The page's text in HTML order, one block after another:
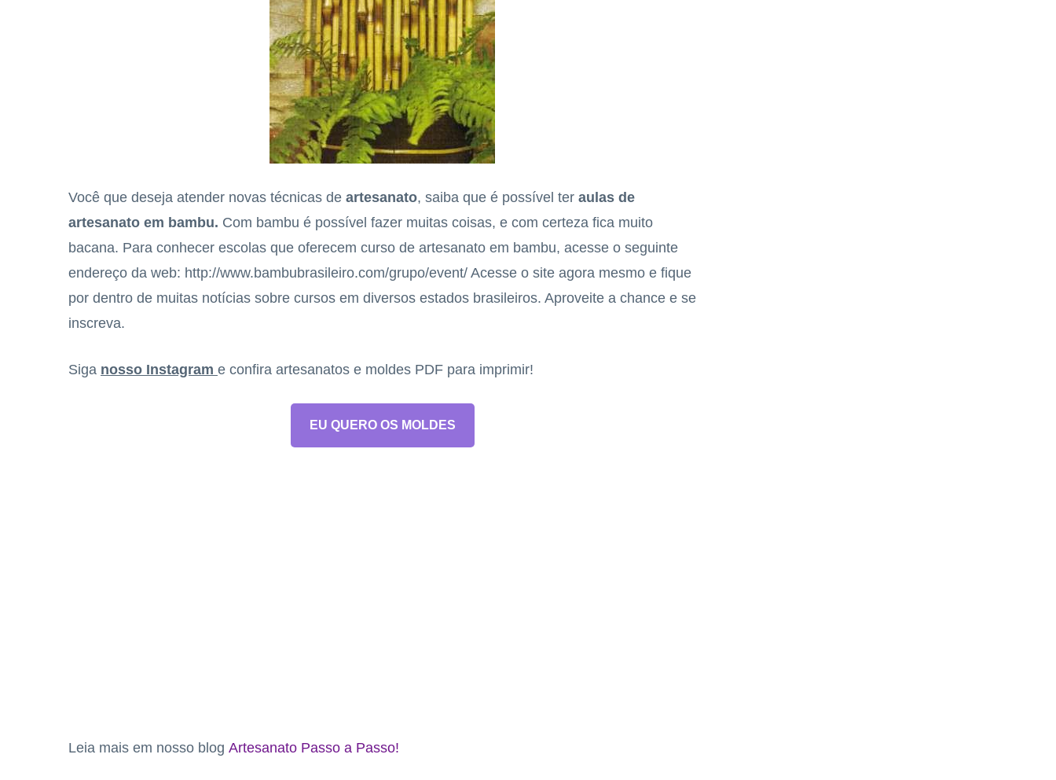
Você que deseja atender novas técnicas de artesanato, saiba que é possível ter aulas de
artesanato em bambu. Com bambu é possível fazer muitas coisas, e com certeza fica muito
bacana. Para conhecer escolas que oferecem curso de artesanato em bambu, acesse o seguinte
endereço da web: http://www.bambubrasileiro.com/grupo/event/ Acesse o site agora mesmo e fique
por dentro de muitas notícias sobre cursos em diversos estados brasileiros. Aproveite a chance e se
inscreva.
Siga nosso Instagram e confira artesanatos e moldes PDF para imprimir!
EU QUERO OS MOLDES
Leia mais em nosso blog Artesanato Passo a Passo!